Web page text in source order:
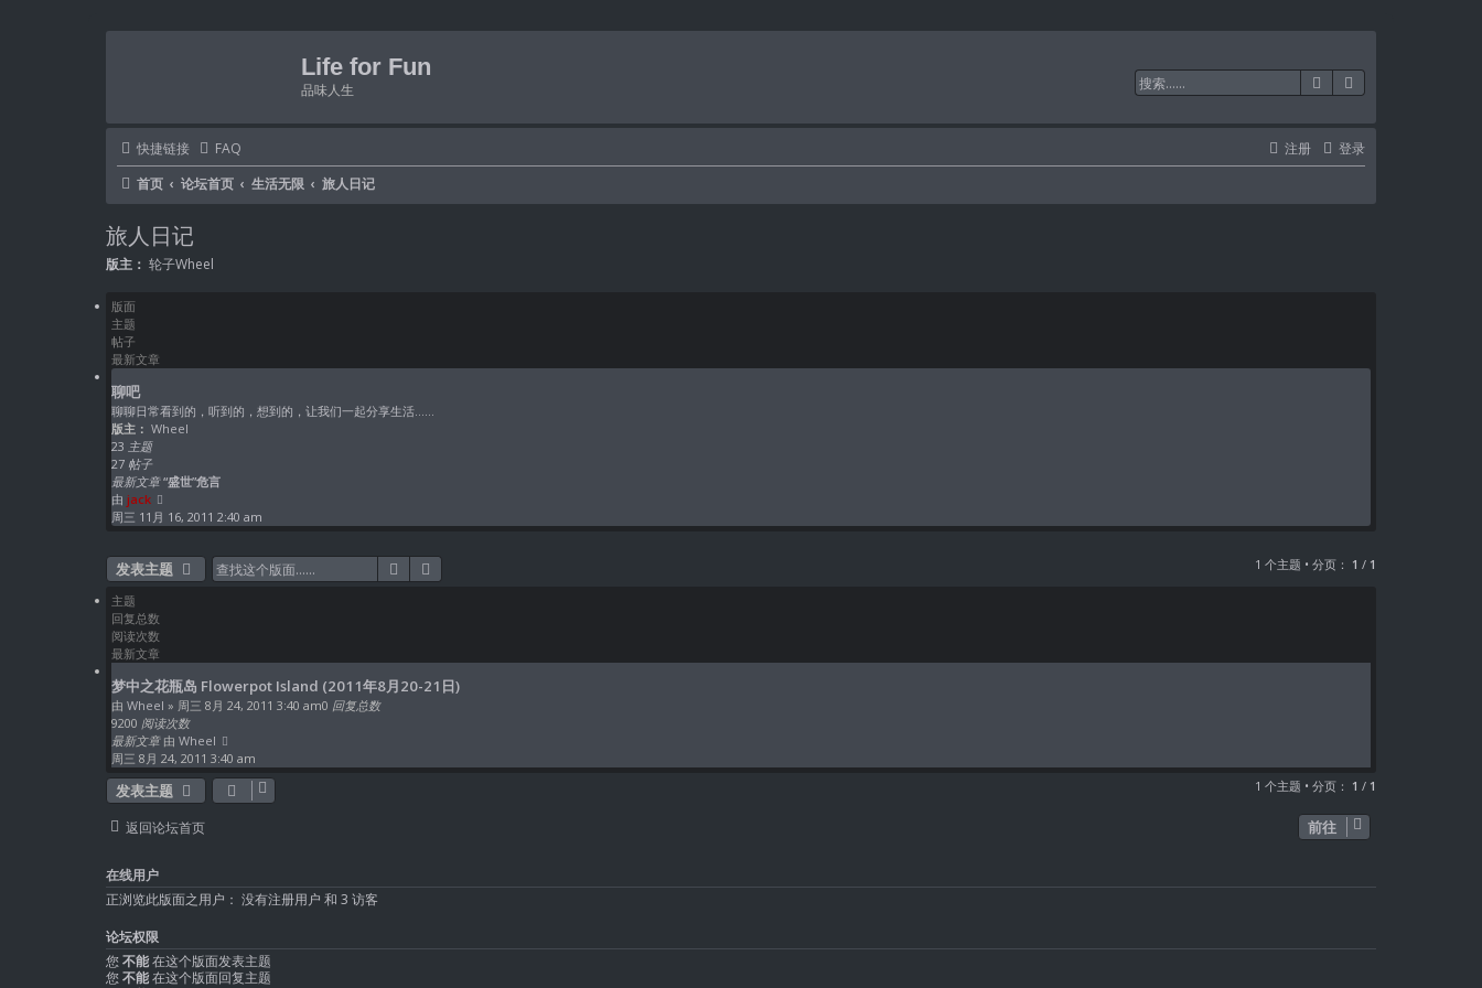
Life for Fun
品味人生 搜索
快捷链接 FAQ 登录
注册
首页
论坛首页 生活无限 旅人日记
旅人日记
版主： 轮子Wheel
版面
主题
帖子
最新文章
聊吧
聊聊日常看到的，听到的，想到的，让我们一起分享生活……
版主： Wheel
23 主题
27 帖子
最新文章 “盛世”危言
由 jack
看
帖
子
周三 11月 16, 2011 2:40 am
发表主题 搜索 1 个主题 • 分页： 1 / 1
主题
回复总数
阅读次数
最新文章
梦中之花瓶岛 Flowerpot Island (2011年8月20-21日)
由 Wheel » 周三 8月 24, 2011 3:40 am0 回复总数
9200 阅读次数
最新文章 由 Wheel
周三 8月 24, 2011 3:40 am
发表主题 1 个主题 • 分页： 1 / 1
返回论坛首页 前往
在线用户
正浏览此版面之用户： 没有注册用户 和 3 访客
论坛权限
您不能在这个版面发表主题
您不能在这个版面回复主题